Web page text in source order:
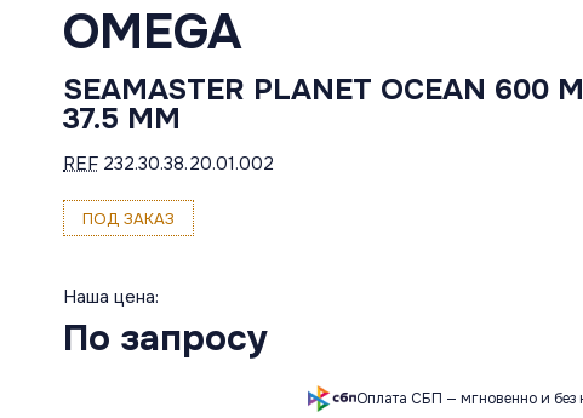
OMEGA
SEAMASTER PLANET OCEAN 600
37.5 MM
REF 232.30.38.20.01.002
ПОД ЗАКАЗ
Наша цена:
По запросу
Оплата СБП — мгновенно и без